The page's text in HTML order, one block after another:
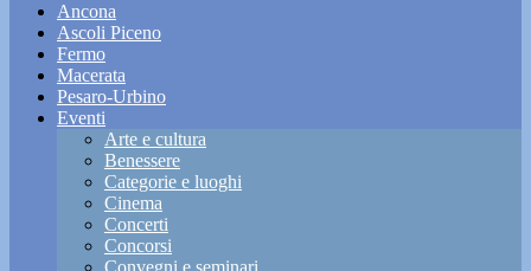
Ancona
Ascoli Piceno
Fermo
Macerata
Pesaro-Urbino
Eventi
Arte e cultura
Benessere
Categorie e luoghi
Cinema
Concerti
Concorsi
Convegni e seminari